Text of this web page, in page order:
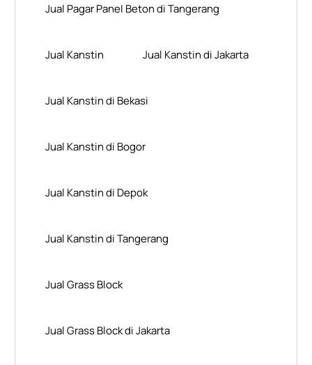
Jual Pagar Panel Beton di Tangerang
Jual Kanstin Jual Kanstin di Jakarta
Jual Kanstin di Bekasi
Jual Kanstin di Bogor
Jual Kanstin di Depok
Jual Kanstin di Tangerang
Jual Grass Block
Jual Grass Block di Jakarta